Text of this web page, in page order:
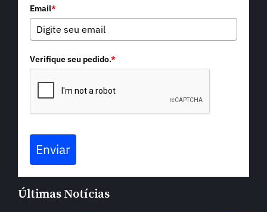
Email*
Verifique seu pedido.*
Enviar
Últimas Notícias